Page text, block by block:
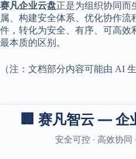
赛凡企业云盘正是为组织协同而
属、构建安全体系、优化协作
件，转化为安全、有序、可高效
最本质的区别。
（注：文档部分内容可能由 AI 生
🏢 赛凡智云 — 企
安全可控 · 高效协同